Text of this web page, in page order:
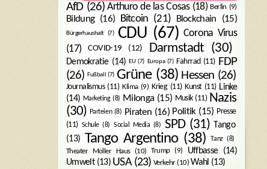
AfD(26) Arthuro de las Cosas(18) Berlin (9)
Bildung(16) Bitcoin (21) Blockchain (15)
Bürgerhaushalt (7) CDU (67) Corona Virus
(17)
COVID-19 (12) Darmstadt (30)
Demokratie(14) EU(7) Europa(7) Fahrrad (11) FDP
(26) Fußball (7) Grüne(38) Hessen (26)
Journalismus(11) Klima(9) Krieg(11) Kunst(11) Linke
(14) Marketing(8) Milonga(15) Musik(11) Nazis
(30) Parteien(8) Piraten (16) Politik(15) Presse
(11) Schule(8) Social Media (8) SPD(31) Tango
(13)
Tango Argentino(38) Tanz(8)
Theater Moller Haus(10) Trump(9) Uffbasse(14)
Umwelt(13) USA(23) Verkehr(10) Wahl (13)